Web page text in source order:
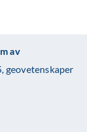
av
geovetenskaper